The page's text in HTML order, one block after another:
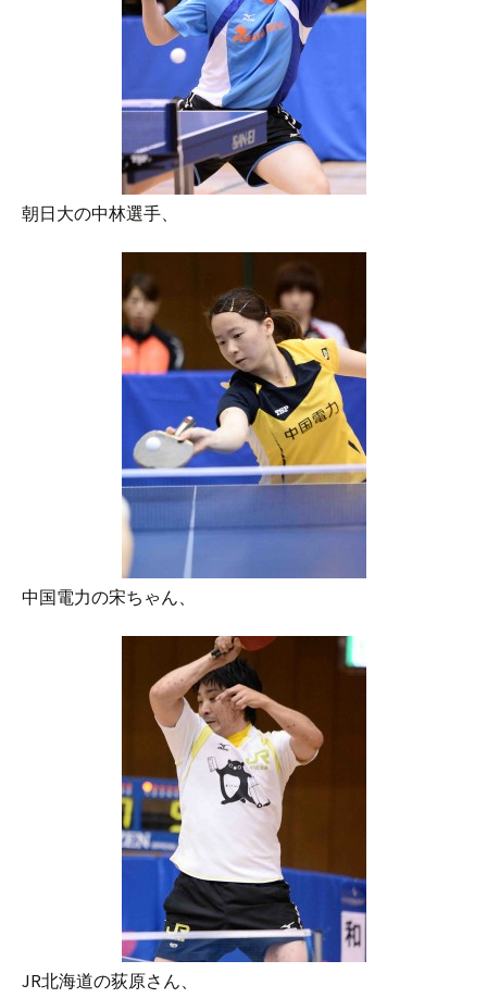
朝日大の中林選手、
中国電力の宋ちゃん、
JR北海道の荻原さん、